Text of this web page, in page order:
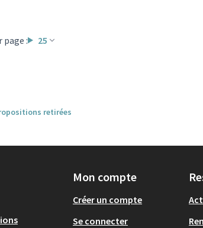
page : 25
retirées
Mon compte
Créer un compte
Se connecter